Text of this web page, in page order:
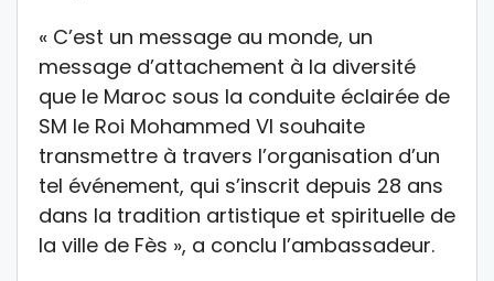
« C’est un message au monde, un
message d’attachement à la diversité
que le Maroc sous la conduite éclairée de
SM le Roi Mohammed VI souhaite
transmettre à travers l’organisation d’un
tel événement, qui s’inscrit depuis 28 ans
dans la tradition artistique et spirituelle de
la ville de Fès », a conclu l’ambassadeur.